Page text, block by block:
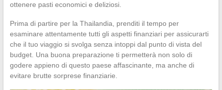
ottenere pasti economici e deliziosi.
Prima di partire per la Thailandia, prenditi il tempo per
esaminare attentamente tutti gli aspetti finanziari per assicurarti
che il tuo viaggio si svolga senza intoppi dal punto di vista del
budget. Una buona preparazione ti permetterà non solo di
godere appieno di questo paese affascinante, ma anche di
evitare brutte sorprese finanziarie.